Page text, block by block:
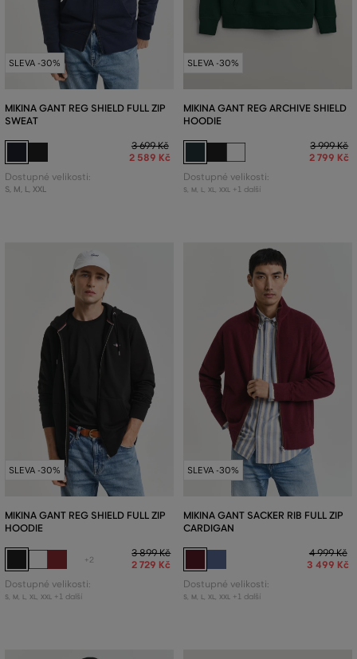
SLEVA -30%
MIKINA GANT REG SHIELD FULL ZIP
SWEAT
3 699 Kč
2 589 Kč
Dostupné velikosti:
S, M, L, XXL
SLEVA -30%
MIKINA GANT REG ARCHIVE SHIELD
HOODIE
3 999 Kč
2 799 Kč
Dostupné velikosti:
S, M L XL XXL +1 další
SLEVA -30%
MIKINA GANT REG SHIELD FULL ZIP
HOODIE
+2
3 899 Kč
2 729 Kč
Dostupné velikosti:
S, M L XL XXL +1 další
SLEVA -30%
MIKINA GANT SACKER RIB FULL ZIP
CARDIGAN
4 999 Kč
3 499 Kč
Dostupné velikosti:
S, M L XL XXL +1 další